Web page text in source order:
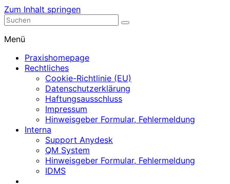
Zum Inhalt springen
Nephrologische Praxis mit Dialyse
Menü
Praxishomepage
Rechtliches
Cookie-Richtlinie (EU)
Datenschutzerklärung
Haftungsausschluss
Impressum
Hinweisgeber Formular, Fehlermeldung
Interna
Support Anydesk
QM System
Hinweisgeber Formular, Fehlermeldung
IDMS